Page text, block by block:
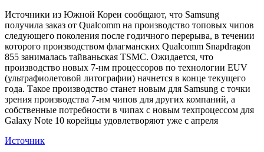
Источники из Южной Кореи сообщают, что Samsung
получила заказ от Qualcomm на производство топовых чипов
следующего поколения после годичного перерыва, в течении
которого производством флагманских Qualcomm Snapdragon
855 занималась тайваньская TSMC. Ожидается, что
производство новых 7-нм процессоров по технологии EUV
(ультрафиолетовой литографии) начнется в конце текущего
года. Такое производство станет новым для Samsung с точки
зрения производства 7-нм чипов для других компаний, а
собственные потребности в чипах с новым техпроцессом для
Galaxy Note 10 корейцы удовлетворяют уже с апреля
Источник